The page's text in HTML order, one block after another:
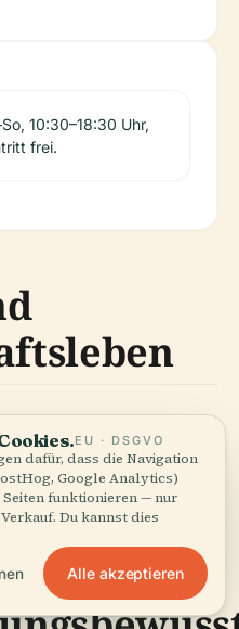
10:30–18:30 Uhr,
frei.
Festivals und
Szene, die von
Restaurants reicht.
EU · DSGVO
dafür, dass die Navigation
Google Analytics)
funktionieren — nur
Du kannst dies
Alle akzeptieren